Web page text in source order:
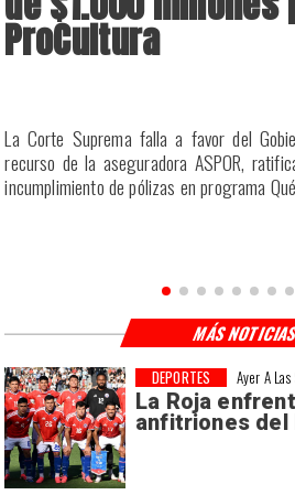
ProCultura
La Corte Suprema falla a favor del
recurso de la aseguradora ASPOR,
incumplimiento de pólizas en programa
Ayer A
La Roja
anfitriones del
DEPORTES
MÁS